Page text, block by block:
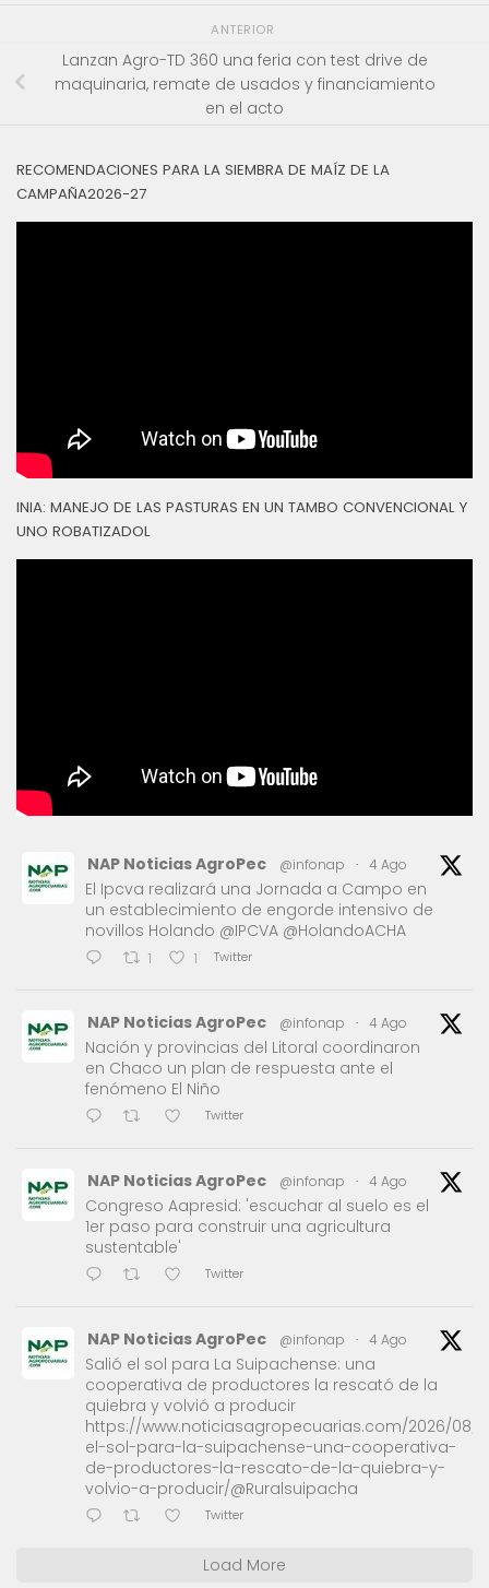
ANTERIOR
Lanzan Agro-TD 360 una feria con test drive de
maquinaria, remate de usados y financiamiento
en el acto
RECOMENDACIONES PARA LA SIEMBRA DE MAÍZ DE LA
CAMPAÑA2026-27
INIA: MANEJO DE LAS PASTURAS EN UN TAMBO CONVENCIONAL Y
UNO ROBATIZADOL
NAP Noticias AgroPec @infonap · 4 Ago
El Ipcva realizará una Jornada a Campo en
un establecimiento de engorde intensivo de
novillos Holando @IPCVA @HolandoACHA
1 1 Twitter
NAP Noticias AgroPec @infonap · 4 Ago
Nación y provincias del Litoral coordinaron
en Chaco un plan de respuesta ante el
fenómeno El Niño
Twitter
NAP Noticias AgroPec @infonap · 4 Ago
Congreso Aapresid: 'escuchar al suelo es el
1er paso para construir una agricultura
sustentable'
Twitter
NAP Noticias AgroPec @infonap · 4 Ago
Salió el sol para La Suipachense: una
cooperativa de productores la rescató de la
quiebra y volvió a producir
https://www.noticiasagropecuarias.com/2026/08/
el-sol-para-la-suipachense-una-cooperativa-
de-productores-la-rescato-de-la-quiebra-y-
volvio-a-producir/@Ruralsuipacha
Twitter
Load More